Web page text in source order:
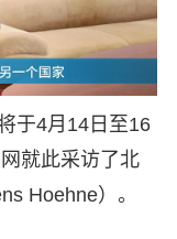
于4月14日至16
就此采访了北
Hoehne）。